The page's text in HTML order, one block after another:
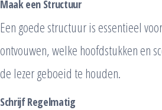
Maak een Structuur
Een goede structuur is essentieel
ontvouwen, welke hoofdstukken en
de lezer geboeid te houden.
Schrijf Regelmatig